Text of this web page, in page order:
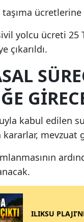
ücretlerine
yolcu ücreti 25
çıkarıldı.
kabul edilen
kararlar,
ILIKSU